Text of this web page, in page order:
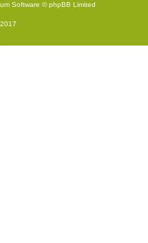
Software © phpBB Limited
2017